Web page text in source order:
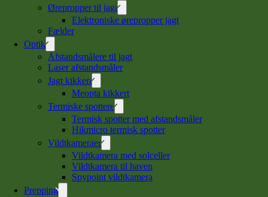
Ørepropper til jagt
Elektroniske ørepropper jagt
Fælder
Optik
Afstandsmålere til jagt
Laser afstandsmåler
Jagt kikkert
Meopta kikkert
Termiske spottere
Termisk spotter med afstandsmåler
Hikmicro termisk spotter
Vildtkameraer
Vildtkamera med solceller
Vildtkamera til haven
Spypoint vildtkamera
Prepping